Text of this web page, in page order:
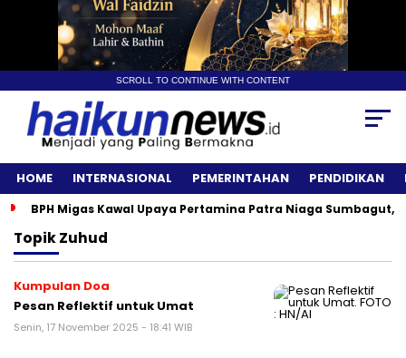
SCROLL TO CONTINUE WITH CONTENT
HOME INTERNASIONAL PEMERINTAHAN PENDIDIKAN
BPH Migas Kawal Upaya Pertamina Patra Niaga Sumbagut,
TopikZuhud
Kumpulan Doa
Pesan Reflektif untuk Umat
Senin, 17 November 2025 - 18:41 WIB